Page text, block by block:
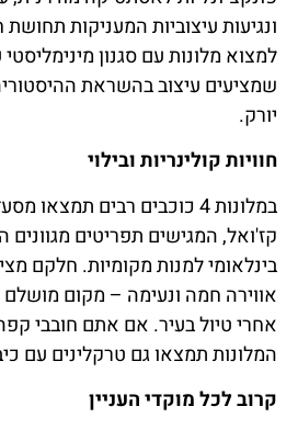
ונגיעות עיצוביות המעניקות תחושת
למצוא מלונות עם סגנון
שמציעים עיצוב בהשראת
יורק.
חוויות קולינריות ובילוי
במלונות 4 כוכבים רבים תמצאו
קז'ואל, המגישים תפריטים
בינלאומי למנות מקומיות. חלקם
אווירה חמה ונעימה – מקום מושלם
אחרי טיול בעיר. אם אתם חובבי
המלונות תמצאו גם טרקלינים עם
קרוב לכל מוקדי העניין